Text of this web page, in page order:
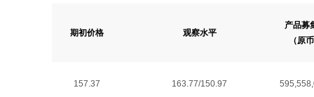
期初价格 观察水平
产品募
（原
157.37 163.77/150.97